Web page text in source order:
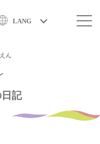
LANG
ん
記